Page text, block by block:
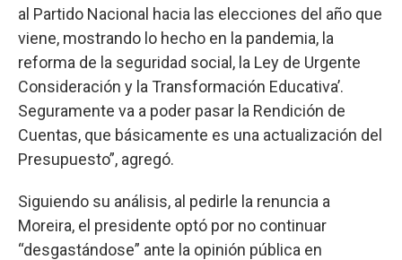
al Partido Nacional hacia las elecciones del año que
viene, mostrando lo hecho en la pandemia, la
reforma de la seguridad social, la Ley de Urgente
Consideración y la Transformación Educativa’.
Seguramente va a poder pasar la Rendición de
Cuentas, que básicamente es una actualización del
Presupuesto”, agregó.
Siguiendo su análisis, al pedirle la renuncia a
Moreira, el presidente optó por no continuar
“desgastándose” ante la opinión pública en